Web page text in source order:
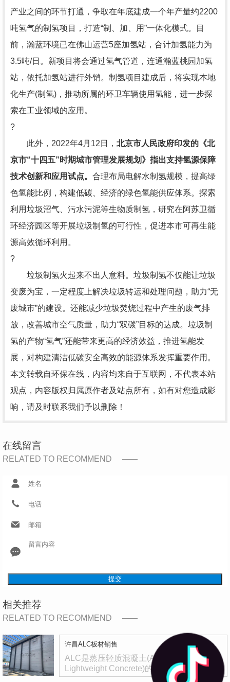
产业之间的环节打通，争取在年底建成一个年产量约2200
吨氢气的制氢项目，打造“制、加、用”一体化模式。目
前，瀚蓝环境已在佛山运营5座加氢站，合计加氢能力为
3.5吨/日。新项目将会通过氢气管道，连通瀚蓝桃园加氢
站，依托加氢站进行外销。制氢项目建成后，将实现本地
化生产(制氢)，推动所属的环卫车辆使用氢能，进一步探
索在工业领域的应用。
?
此外，2022年4月12日， 北京市人民政府印发的《北
京市“十四五”时期城市管理发展规划》指出支持氢源保障
技术创新和应用试点。 合理布局电解水制氢规模，提高绿
色氢能比例，构建低碳、经济的绿色氢能供应体系。探索
利用垃圾沼气、污水污泥等生物质制氢，研究在阿苏卫循
环经济园区等开展垃圾制氢的可行性，促进本市可再生能
源高效循环利用。
?
垃圾制氢火起来不出人意料。垃圾制氢不仅能让垃圾
变废为宝，一定程度上解决垃圾转运和处理问题，助力“无
废城市”的建设。还能减少垃圾焚烧过程中产生的废气排
放，改善城市空气质量，助力“双碳”目标的达成。垃圾制
氢的产物“氢气”还能带来更高的经济效益，推进氢能发
展，对构建清洁低碳安全高效的能源体系发挥重要作用。
本文转载自环保在线，内容均来自于互联网，不代表本站
观点，内容版权归属原作者及站点所有，如有对您造成影
响，请及时联系我们予以删除！
在线留言
RELATED TO RECOMMEND
提交
相关推荐
RELATED TO RECOMMEND
许昌ALC板材销售
ALC是蒸压轻质混凝土(Autoclaved
Lightweight Concrete)的简…